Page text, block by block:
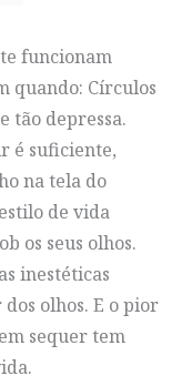
funcionam
quando: Círculos
tão depressa.
é suficiente,
na tela do
de vida
os seus olhos.
inestéticas
olhos. E o pior
sequer tem